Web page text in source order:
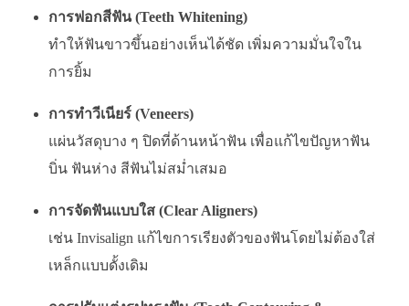
การฟอกสีฟัน (Teeth Whitening)
ทำให้ฟันขาวขึ้นอย่างเห็นได้ชัด เพิ่มความมั่นใจใน
การยิ้ม
การทำวีเนียร์ (Veneers)
แผ่นวัสดุบาง ๆ ปิดที่ด้านหน้าฟัน เพื่อแก้ไขปัญหาฟัน
บิ่น ฟันห่าง สีฟันไม่สม่ำเสมอ
การจัดฟันแบบใส (Clear Aligners)
เช่น Invisalign แก้ไขการเรียงตัวของฟันโดยไม่ต้องใส่
เหล็กแบบดั้งเดิม